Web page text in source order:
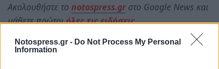
Notospress.gr - Do Not Process My Personal
Information
Ακολουθήστε το notospress.grστο Google News και
μάθετε πρώτοιόλες τις ειδήσεις